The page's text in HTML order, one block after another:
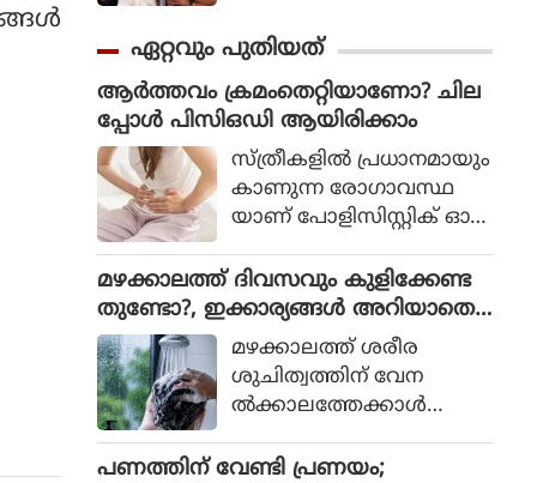
രിശീലനങ്ങള്‍ ജീവിത
ത്തിന്റെ ഭാഗമായി
മാറിയിരിക്കുന്നുവെന്ന്
സാമന്ത പറയുന്നു, ഇ
പ്പോള്‍ 21 ദിവസത്തേക്ക്
അവ പ
രീക്ഷിച്ചുനോക്കാന്‍ അവര്‍
പ്രോത്സാഹിപ്പിക്കുന്നു.
ഏറ്റവും പുതിയത്
ആർത്തവം ക്രമംതെറ്റിയാണോ? ചില
പ്പോൾ പിസിഒഡി ആയിരിക്കാം
സ്ത്രീകളിൽ പ്രധാനമായും
കാണുന്ന രോഗാവസ്ഥ
യാണ് പോളിസിസ്റ്റിക് ഓവ
പിസിഒഡി. ഹോർമോൺ
വ്യതിയാനമാണ് പ്രധാന
മായും പിസിഒഡിയിലേക്ക്
നയിക്കുന്നത്. അണ്ഡാശ
യത്തിൽ ചെറിയ വളർച്ചക
ൾ രൂപപ്പെടുന്ന അവസ്ഥ
യാണിത്. ദൈനംദിന
ജീവിതത്തിൽ പിസിഒഡി
മഴക്കാലത്ത് ദിവസവും കുളിക്കേണ്ട
തുണ്ടോ?, ഇക്കാര്യങ്ങൾ അറിയാതെ
പോകരുത്
മഴക്കാലത്ത് ശരീര
ശുചിത്വത്തിന് വേന
ല്‍ക്കാലത്തേക്കാള്‍
മുണ്ടെന്നാണ് ആരോഗ്യ
പണത്തിന് വേണ്ടി പ്രണയം;